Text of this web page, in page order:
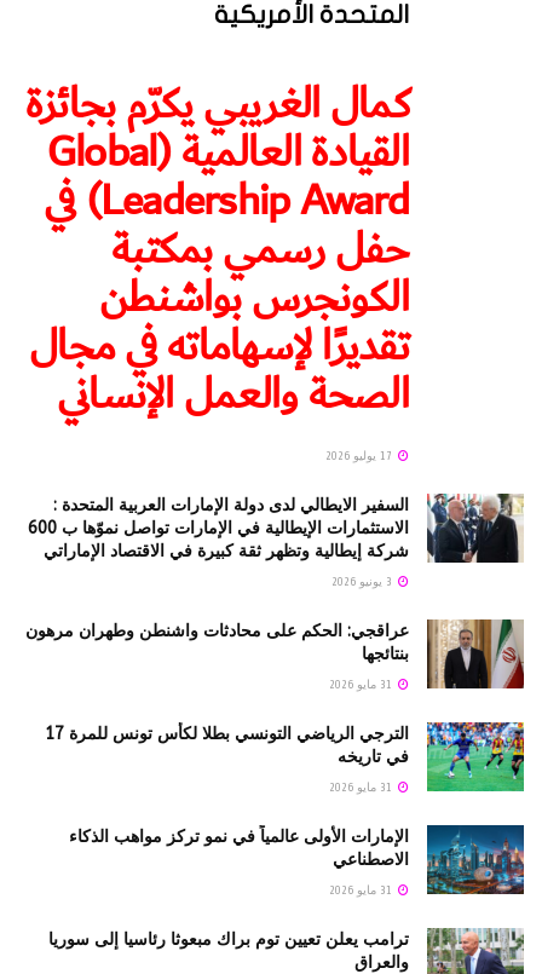
المتحدة الأمريكية
كمال الغريبي يكرّم بجائزة
القيادة العالمية (Global
Leadership Award) في
حفل رسمي بمكتبة
الكونجرس بواشنطن
تقديرًا لإسهاماته في مجال
الصحة والعمل الإنساني
السفير الايطالي لدى دولة الإمارات العربية المتحدة :
الاستثمارات الإيطالية في الإمارات تواصل نموّها ب 600
شركة إيطالية وتظهر ثقة كبيرة في الاقتصاد الإماراتي
عراقجي: الحكم على محادثات واشنطن وطهران مرهون
بنتائجها
الترجي الرياضي التونسي بطلا لكأس تونس للمرة 17
في تاريخه
الإمارات الأولى عالمياً في نمو تركز مواهب الذكاء
الاصطناعي
ترامب يعلن تعيين توم براك مبعوثا رئاسيا إلى سوريا
والعراق